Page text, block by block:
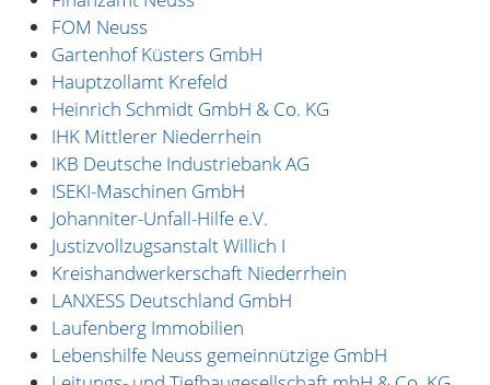
FOM Neuss
Gartenhof Küsters GmbH
Hauptzollamt Krefeld
Heinrich Schmidt GmbH & Co. KG
IHK Mittlerer Niederrhein
IKB Deutsche Industriebank AG
ISEKI-Maschinen GmbH
Johanniter-Unfall-Hilfe e.V.
Justizvollzugsanstalt Willich I
Kreishandwerkerschaft Niederrhein
LANXESS Deutschland GmbH
Laufenberg Immobilien
Lebenshilfe Neuss gemeinnützige GmbH